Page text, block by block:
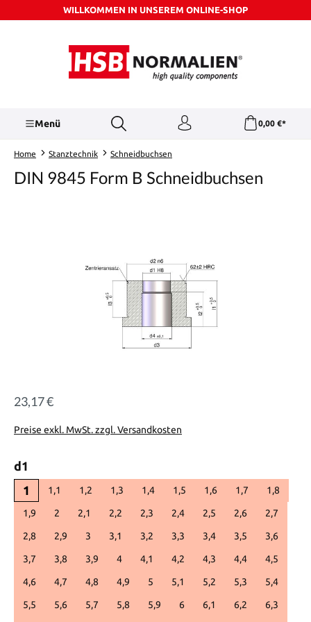
Zum Hauptinhalt springenWILLKOMMEN IN UNSEREM ONLINE-SHOP
Menü 0,00 €*
Home Stanztechnik Schneidbuchsen
DIN 9845 Form B Schneidbuchsen
Regulärer Preis:
23,17 €
Preise exkl. MwSt. zzgl. Versandkosten
d1
1
1,1 1,2 1,3 1,4 1,5 1,6 1,7 1,8
1,9 2 2,1 2,2 2,3 2,4 2,5 2,6 2,7
2,8 2,9 3 3,1 3,2 3,3 3,4 3,5 3,6
3,7 3,8 3,9 4 4,1 4,2 4,3 4,4 4,5
4,6 4,7 4,8 4,9 5 5,1 5,2 5,3 5,4
5,5 5,6 5,7 5,8 5,9 6 6,1 6,2 6,3